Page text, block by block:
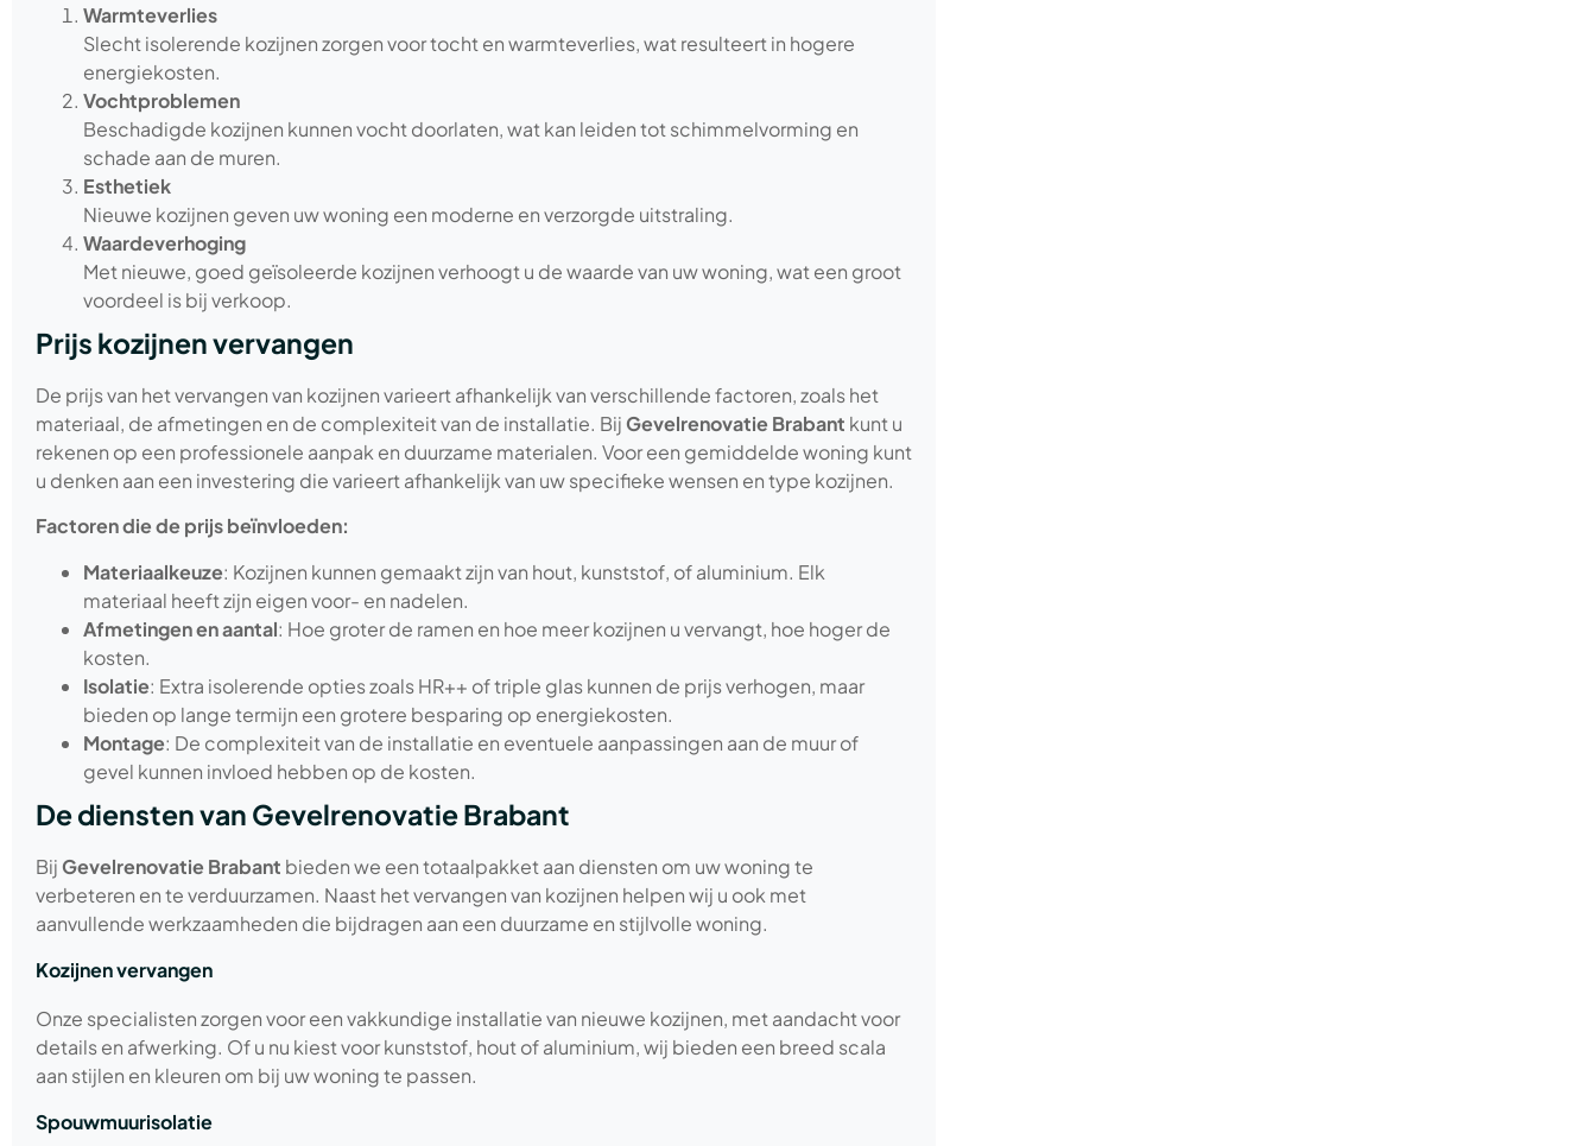
Warmteverlies
Slecht isolerende kozijnen zorgen voor tocht en warmteverlies, wat resulteert in hogere
energiekosten.
Vochtproblemen
Beschadigde kozijnen kunnen vocht doorlaten, wat kan leiden tot schimmelvorming en
schade aan de muren.
Esthetiek
Nieuwe kozijnen geven uw woning een moderne en verzorgde uitstraling.
Waardeverhoging
Met nieuwe, goed geïsoleerde kozijnen verhoogt u de waarde van uw woning, wat een groot
voordeel is bij verkoop.
Prijs kozijnen vervangen
De prijs van het vervangen van kozijnen varieert afhankelijk van verschillende factoren, zoals het
materiaal, de afmetingen en de complexiteit van de installatie. BijGevelrenovatie Brabant kunt u
rekenen op een professionele aanpak en duurzame materialen. Voor een gemiddelde woning kunt
u denken aan een investering die varieert afhankelijk van uw specifieke wensen en type kozijnen.
Factoren die de prijs beïnvloeden:
Materiaalkeuze: Kozijnen kunnen gemaakt zijn van hout, kunststof, of aluminium. Elk
materiaal heeft zijn eigen voor- en nadelen.
Afmetingen en aantal: Hoe groter de ramen en hoe meer kozijnen u vervangt, hoe hoger de
kosten.
Isolatie: Extra isolerende opties zoals HR++ of triple glas kunnen de prijs verhogen, maar
bieden op lange termijn een grotere besparing op energiekosten.
Montage: De complexiteit van de installatie en eventuele aanpassingen aan de muur of
gevel kunnen invloed hebben op de kosten.
De diensten van Gevelrenovatie Brabant
BijGevelrenovatie Brabant bieden we een totaalpakket aan diensten om uw woning te
verbeteren en te verduurzamen. Naast het vervangen van kozijnen helpen wij u ook met
aanvullende werkzaamheden die bijdragen aan een duurzame en stijlvolle woning.
Kozijnen vervangen
Onze specialisten zorgen voor een vakkundige installatie van nieuwe kozijnen, met aandacht voor
details en afwerking. Of u nu kiest voor kunststof, hout of aluminium, wij bieden een breed scala
aan stijlen en kleuren om bij uw woning te passen.
Spouwmuurisolatie